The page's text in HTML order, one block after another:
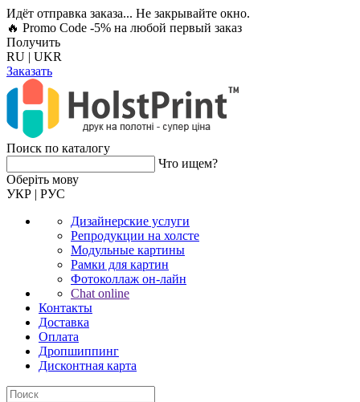
Идёт отправка заказа... Не закрывайте окно.
🔥 Promo Code -5% на любой первый заказ
Получить
RU | UKR
Заказать
Поиск по каталогу
Что ищем?
Оберiть мову
УКР | РУС
Дизайнерские услуги
Репродукции на холсте
Модульные картины
Рамки для картин
Фотоколлаж он-лайн
Chat online
Контакты
Доставка
Оплата
Дропшиппинг
Дисконтная карта